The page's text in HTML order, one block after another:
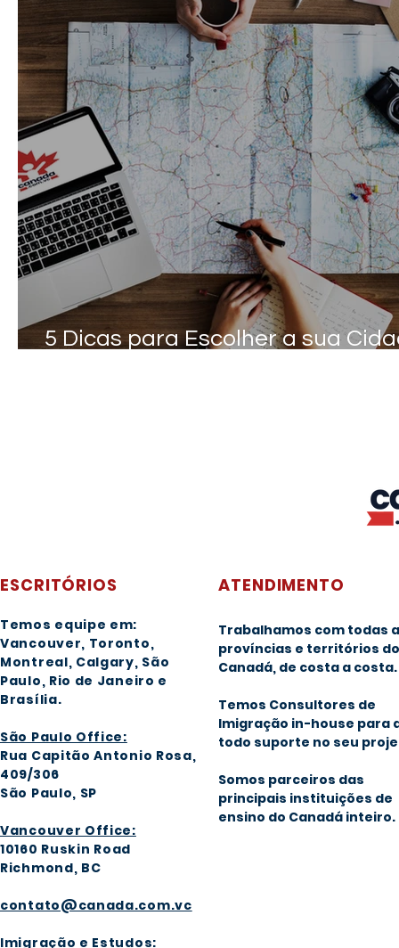
5 Dicas para Escolher a sua
ESCRITÓRIOS
Temos equipe em:
Vancouver, Toronto,
Montreal, Calgary, São
Paulo, Rio de Janeiro e
Brasília.
São Paulo Office:
Rua Capitão Antonio Rosa,
409/306
São Paulo, SP
Vancouver Office:
10160 Ruskin Road
Richmond, BC
contato@canada.com.vc
Imigração e Estudos:
ATENDIMENTO
Trabalhamos com todas
províncias e territórios do
Canadá, de costa a costa.
Temos Consultores de
Imigração in-house para
todo suporte no seu
Somos parceiros das
principais instituições de
ensino do Canadá inteiro.